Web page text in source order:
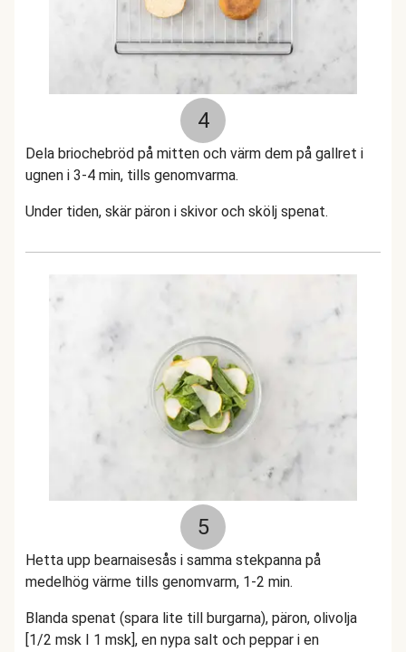
4
Dela briochebröd på mitten och värm dem på gallret i
ugnen i 3-4 min, tills genomvarma.
Under tiden, skär päron i skivor och skölj spenat.
5
Hetta upp bearnaisesås i samma stekpanna på
medelhög värme tills genomvarm, 1-2 min.
Blanda spenat (spara lite till burgarna), päron, olivolja
[1/2 msk I 1 msk], en nypa salt och peppar i en